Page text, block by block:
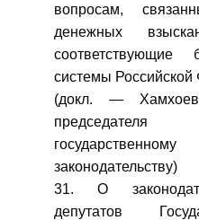
вопросам,
денежных
соответствующие
системы
(докл. —
законодательству)
31. О
депутатов